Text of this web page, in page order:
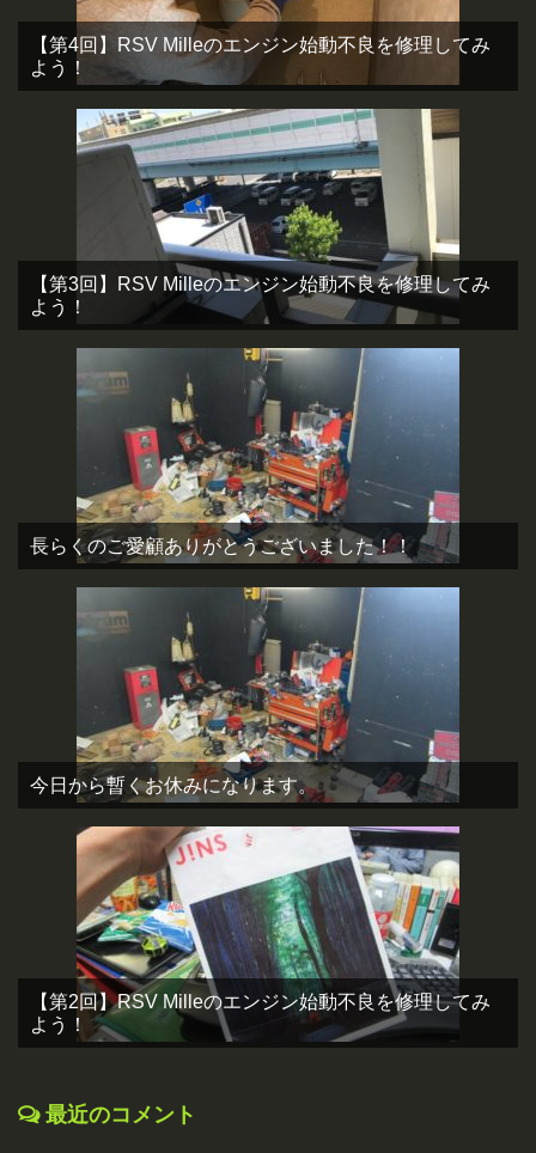
【第4回】RSV Milleのエンジン始動不良を修理してみ
よう！
【第3回】RSV Milleのエンジン始動不良を修理してみ
よう！
長らくのご愛顧ありがとうございました！！
今日から暫くお休みになります。
【第2回】RSV Milleのエンジン始動不良を修理してみ
よう！
最近のコメント